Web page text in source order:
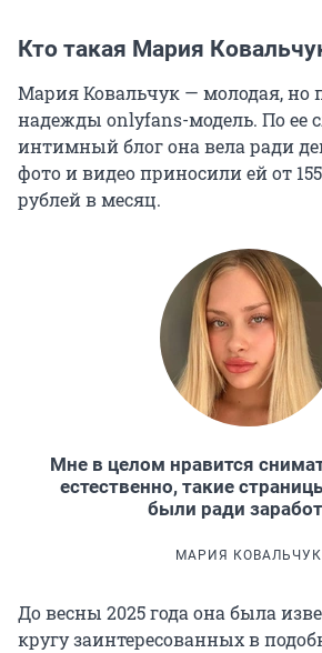
Кто такая Мария
Мария Ковальчук — молодая, но
надежды onlyfans-модель. По ее
интимный блог она вела ради
фото и видео приносили ей от
рублей в месяц.
Мне в целом нравится
естественно, такие
были ради
МАРИЯ КОВАЛЬЧУК
До весны 2025 года она была
кругу заинтересованных в